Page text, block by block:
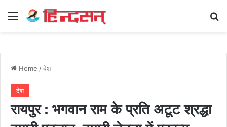
Menu
Home /देश
देश
रायपुर : भगवान राम के प्रति अटूट श्रद्धा